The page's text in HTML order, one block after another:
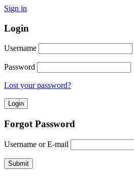
Sign in
Login
Username
Password
Lost your password?
Forgot Password
Username or E-mail